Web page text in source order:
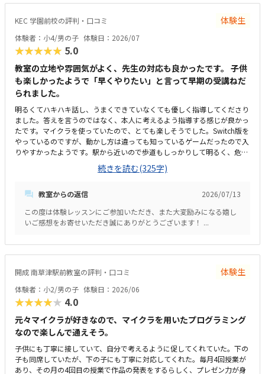
える力が養えることも魅力だと思いました。教材もきちんと用意していて
くださり、説明も子供がわかりやすいように丁寧でした。駐車場はとても
広く、時間制限もないため授業の時間停めることができることがよかった
です。個人的には家から子供が自分で通える距離ではないのが残念です。
教室がほかの会社の一部にありますが、体験中はとても静かで特に気にな
ることはありませんでした。広さは一対一のクラスのためちょうどよい大
きさです。机も椅子も清潔でシンプルで集中できる環境です。他のプログ
ラミングのクラスの費用などとくらべていないのでわかりませんが、個人
的には安くはないです。個別クラスなら妥当な授業料とは感じます。子供
は知っているけど、普段遊んだことがないマインクラフトで遊びながら学
べ、嬉しくて楽しかったようです。普段、座学が得意ではない子供集中し
て話しを聞いたり問題に取り組めていたのは先生やカリキュラムがよかっ
たからと思いました。あっという間に時間がすぎ、もっとやりたいと思う
気持ちのまま授業が終わってしまいました。実際通うことができたら沢山
のことを学ぶことができるだろうと思いました。もっと学びたい、やりた
いという気持ちで楽しくまなべることは素晴らしいと思います。
KEC 学園前校の評判・口コミ 体験生
体験者：小4/男の子 体験日：2026/07
★★★★★ 5.0
教室の立地や雰囲気がよく、先生の対応も良かったです。 子供
も楽しかったようで「早くやりたい」と言って早期の受講ねだ
られました。
明るくてハキハキ話し、うまくできていなくても優しく指導してくださり
ました。答えを言うのではなく、本人に考えるよう指導する感じが良かっ
たです。マイクラを使っていたので、とても楽しそうでした。Switch版を
やっているのですが、動かし方は違っても知っているゲームだったので入
りやすかったようです。駅から近いので歩道もしっかりして明るく、危な
い場所もないのでとても良いと思います。明るくて大きい液晶モニター
で、少人数制らしくひとりのスペースがゆったりと取ってあって良かっ
くこんなものかなと思います。指導してくださった先生が、明るく優しく
続きを読む(325字)
教室からの返信
2026/07/13
この度は体験レッスンにご参加いただき、また大変励みになる嬉し
いご感想をお寄せいただき誠にありがとうございます！ ...
開成 南草津駅前教室の評判・口コミ 体験生
体験者：小2/男の子 体験日：2026/06
★★★★★ 4.0
元々マイクラが好きなので、マイクラを用いたプログラミング
なので楽しんで通えそう。
子供にも丁寧に接していて、自分で考えるように促してくれていた。下の
子も同席していたが、下の子にも丁寧に対応してくれた。毎月4回授業が
あり、その月の4回目の授業で作品の発表をするらしく、プレゼン力が身